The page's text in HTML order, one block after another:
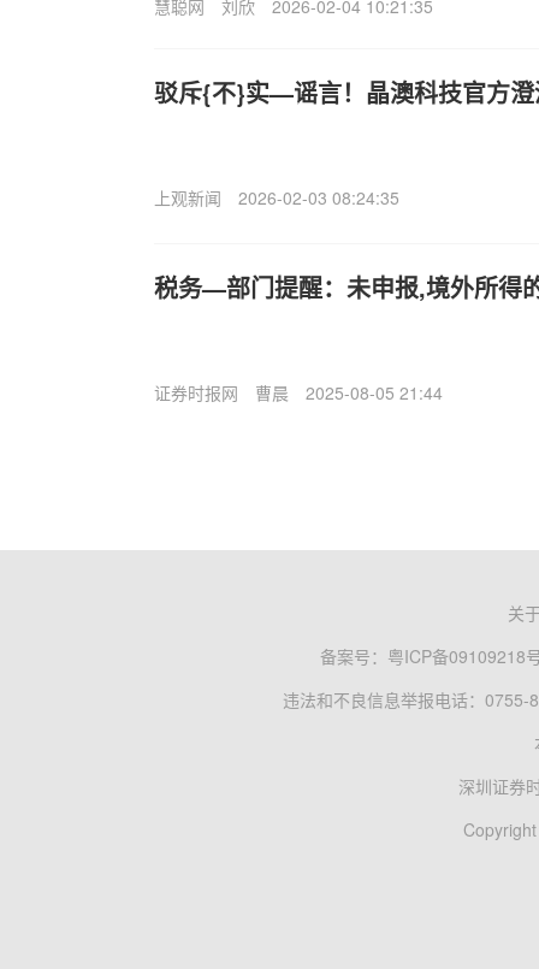
慧聪网 刘欣 2026-02-04 10:21:35
驳斥{不}实—谣言！晶澳科技官方
上观新闻 2026-02-03 08:24:35
税务—部门提醒：未申报,境外所得
证券时报网 曹晨 2025-08-05 21:44
关
备案号： 粤ICP备09109218
违法和不良信息举报电话：0755-
深圳证券